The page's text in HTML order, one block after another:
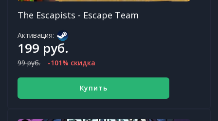
The Escapists - Escape Team
Активация:
199 руб.
99 руб. -101% скидка
Купить